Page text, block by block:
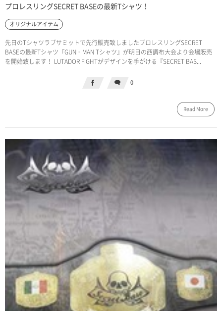
プロレスリングSECRET BASEの最新Tシャツ！
オリジナルアイテム
先日のTシャツラブサミットで先行販売致しましたプロレスリングSECRET
BASEの最新Tシャツ『GUN‐MAN Tシャツ』が明日の西調布大会より会場販売
を開始致します！ LUTADOR FIGHTがデザインを手がける『SECRET BAS...
0
Read More